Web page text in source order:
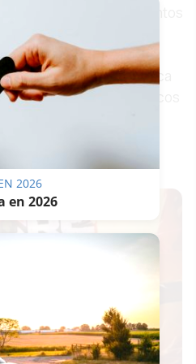
públicos municipales
sean necesarios,
La cobertura económica
humanos, técnicos
la ejecución de las
2026
en 2026